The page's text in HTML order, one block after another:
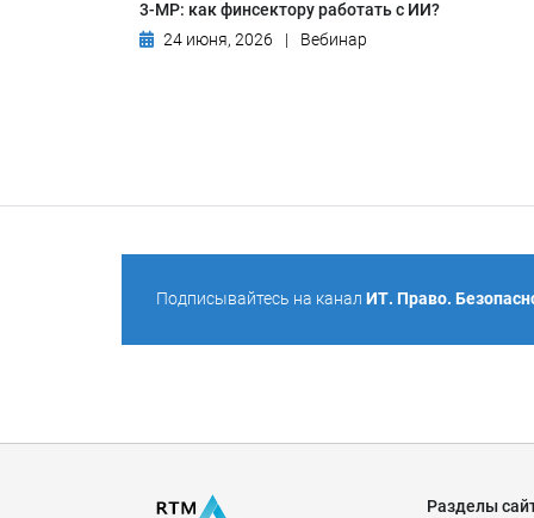
3-МР: как финсектору работать с ИИ?
24 июня, 2026
| Вебинар
Подписывайтесь на канал ИТ. Право.
Разделы